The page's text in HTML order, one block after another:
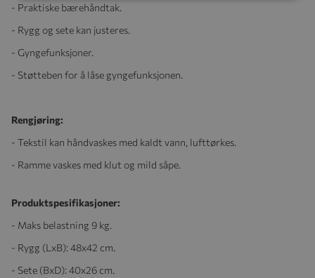
- Praktiske bærehåndtak.
- Rygg og sete kan justeres.
- Gyngefunksjoner.
- Støtteben for å låse gyngefunksjonen.
Rengjøring:
- Tekstil kan håndvaskes med kaldt vann, lufttørkes.
- Ramme vaskes med klut og mild såpe.
Produktspesifikasjoner:
- Maks belastning 9 kg.
- Rygg (LxB): 48x42 cm.
- Sete (BxD): 40x26 cm.